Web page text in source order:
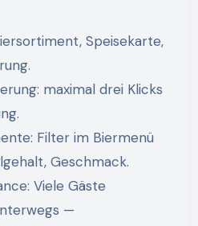
Speisekarte,
maximal drei Klicks
Filter im Biermenü
Geschmack.
Viele Gäste
—